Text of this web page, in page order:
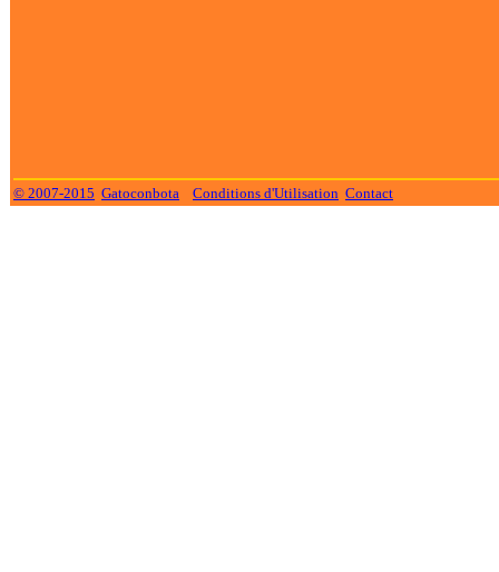
© 2007-2015 Gatoconbota Conditions d'Utilisation Contact